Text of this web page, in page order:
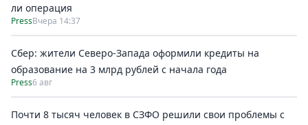
ли операция
PressВчера 14:37
Сбер: жители Северо-Запада оформили кредиты на
образование на 3 млрд рублей с начала года
Press6 авг
Почти 8 тысяч человек в СЗФО решили свои проблемы с